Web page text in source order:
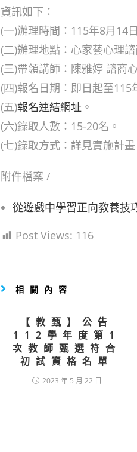
資訊如下：
(一)辦理時間：115年8月14
(二)辦理地點：心家藝心理
(三)帶領講師：陳雅婷 諮商
(四)報名日期：即日起至115
(五)報名連結網址 。
(六)錄取人數：15-20名。
(七)錄取方式：詳見實施計畫
附件檔案 /
從遊戲中學習正向教養技
Post Views: 116
相關內容
【教甄】公告
112學年度第1
次教師甄選符合
初試資格名單
2023 年 5 月 22 日